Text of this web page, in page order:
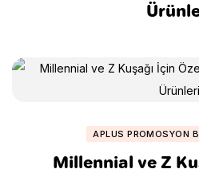
APLUS PROMOSYON
Millennial ve Z